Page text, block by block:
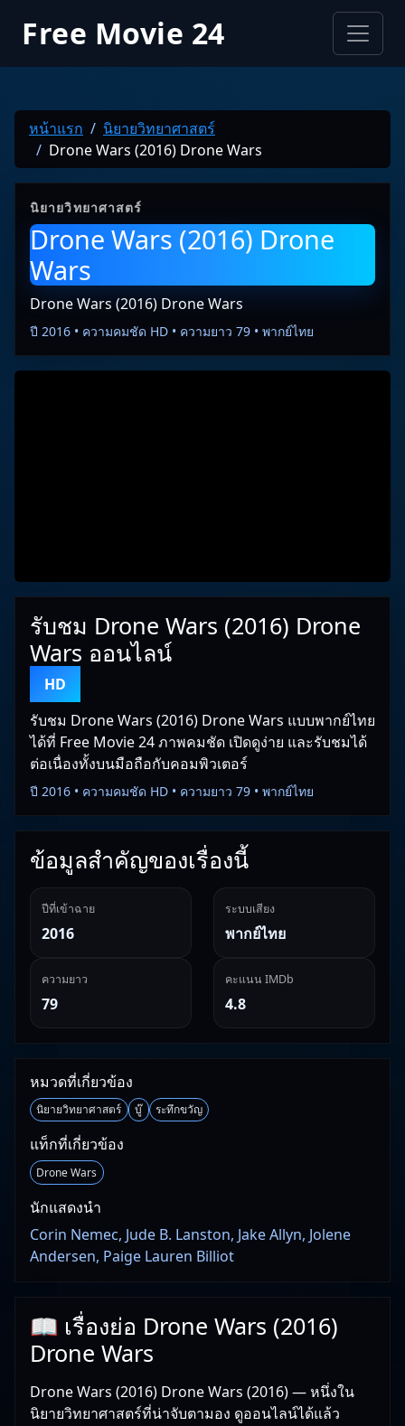
Free Movie 24
หน้าแรก
นิยายวิทยาศาสตร์
Drone Wars (2016) Drone Wars
นิยายวิทยาศาสตร์
Drone Wars (2016) Drone
Wars
Drone Wars (2016) Drone Wars
ปี 2016 • ความคมชัด HD • ความยาว 79 • พากย์ไทย
รับชม Drone Wars (2016) Drone
Wars ออนไลน์
HD
รับชม Drone Wars (2016) Drone Wars แบบพากย์ไทย
ได้ที่ Free Movie 24 ภาพคมชัด เปิดดูง่าย และรับชมได้
ต่อเนื่องทั้งบนมือถือกับคอมพิวเตอร์
ปี 2016 • ความคมชัด HD • ความยาว 79 • พากย์ไทย
ข้อมูลสำคัญของเรื่องนี้
ปีที่เข้าฉาย
2016
ระบบเสียง
พากย์ไทย
ความยาว
79
คะแนน IMDb
4.8
หมวดที่เกี่ยวข้อง
นิยายวิทยาศาสตร์ บู๊ ระทึกขวัญ
แท็กที่เกี่ยวข้อง
Drone Wars
นักแสดงนำ
Corin Nemec, Jude B. Lanston, Jake Allyn, Jolene
Andersen, Paige Lauren Billiot
📖 เรื่องย่อ Drone Wars (2016)
Drone Wars
Drone Wars (2016) Drone Wars (2016) — หนึ่งใน
นิยายวิทยาศาสตร์ที่น่าจับตามอง ดูออนไลน์ได้แล้ว